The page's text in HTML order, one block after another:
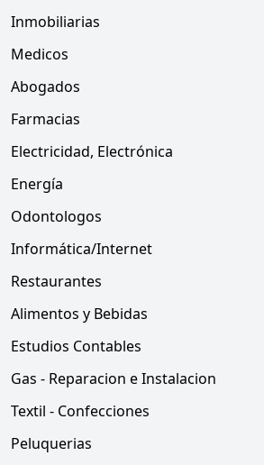
Inmobiliarias
Medicos
Abogados
Farmacias
Electricidad, Electrónica
Energía
Odontologos
Informática/Internet
Restaurantes
Alimentos y Bebidas
Estudios Contables
Gas - Reparacion e Instalacion
Textil - Confecciones
Peluquerias